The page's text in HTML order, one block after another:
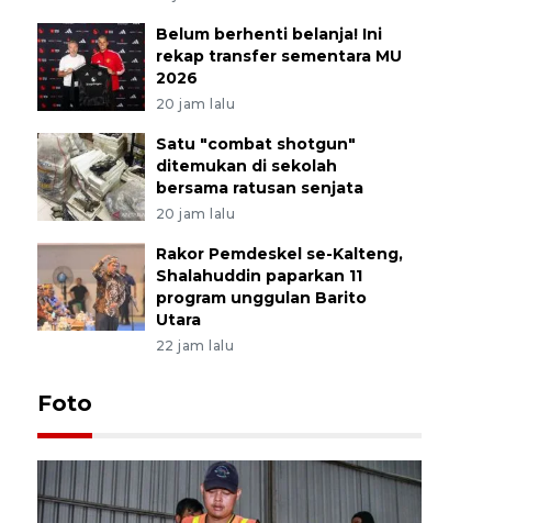
Belum berhenti belanja! Ini
rekap transfer sementara MU
2026
20 jam lalu
Satu "combat shotgun"
ditemukan di sekolah
bersama ratusan senjata
20 jam lalu
Rakor Pemdeskel se-Kalteng,
Shalahuddin paparkan 11
program unggulan Barito
Utara
22 jam lalu
Foto